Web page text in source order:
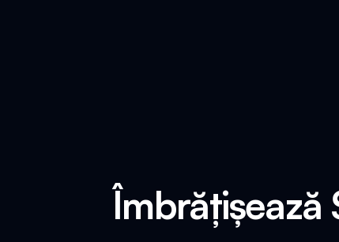
Îmbrățișează